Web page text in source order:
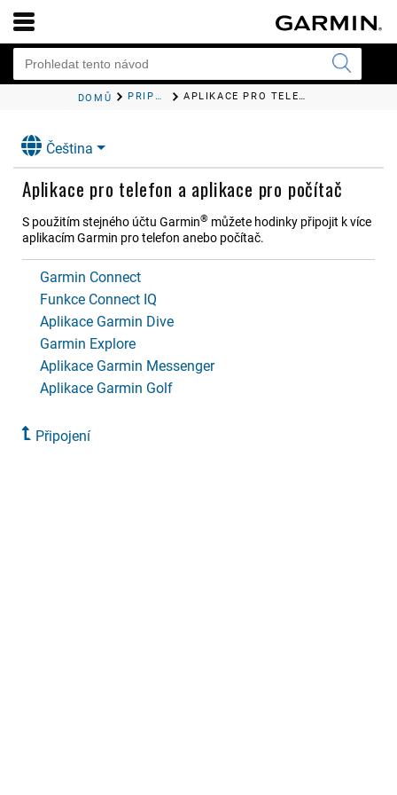
DOMŮ PŘIPOJENÍ APLIKACE PRO TELEFON A APLIKACE PRO POČÍTAČ
Čeština
Aplikace pro telefon a aplikace pro počítač
S použitím stejného účtu Garmin® můžete hodinky připojit k více
aplikacím Garmin pro telefon anebo počítač.
Garmin Connect
Funkce Connect IQ
Aplikace Garmin Dive
Garmin Explore
Aplikace Garmin Messenger
Aplikace Garmin Golf
Připojení